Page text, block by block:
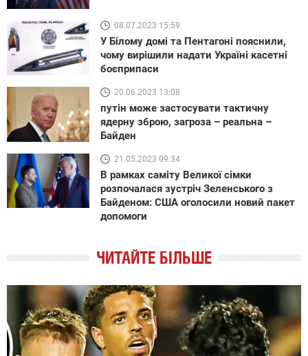
08.07.2023 15:59
У Білому домі та Пентагоні пояснили,
чому вирішили надати Україні касетні
боєприпаси
20.06.2023 13:08
путін може застосувати тактичну
ядерну зброю, загроза – реальна –
Байден
21.05.2023 09:34
В рамках саміту Великої сімки
розпочалася зустріч Зеленського з
Байденом: США оголосили новий пакет
допомоги
ЧИТАЙТЕ БІЛЬШЕ